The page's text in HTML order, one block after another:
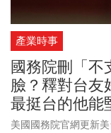
產業時事
國務院刪「不
臉？釋對台
最挺台的他能
美國國務院官網更新